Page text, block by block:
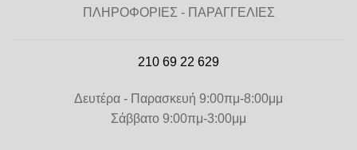
ΠΛΗΡΟΦΟΡΙΕΣ - ΠΑΡΑΓΓΕΛΙΕΣ
210 69 22 629
Δευτέρα - Παρασκευή 9:00πμ-8:00μμ
Σάββατο 9:00πμ-3:00μμ